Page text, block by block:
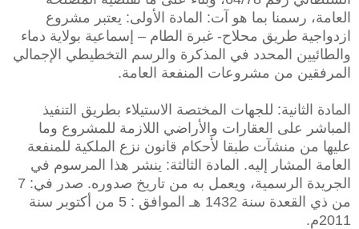
العامة، رسمنا بما هو آت: المادة الأولى: يعتبر مشروع
ازدواجية طريق محلاح- غبرة الطام – إسماعية بولاية دماء
والطائيين المحدد في المذكرة والرسم التخطيطي الإجمالي
المرفقين من مشروعات المنفعة العامة.
المادة الثانية: للجهات المختصة الاستيلاء بطريق التنفيذ
المباشر على العقارات والأراضي اللازمة للمشروع وما
عليها من منشآت طبقا لأحكام قانون نزع الملكية للمنفعة
العامة المشار إليه. المادة الثالثة: ينشر هذا المرسوم في
الجريدة الرسمية، ويعمل به من تاريخ صدوره. صدر في: 7
من ذي القعدة سنة 1432 هـ الموافق : 5 من أكتوبر سنة
2011م.